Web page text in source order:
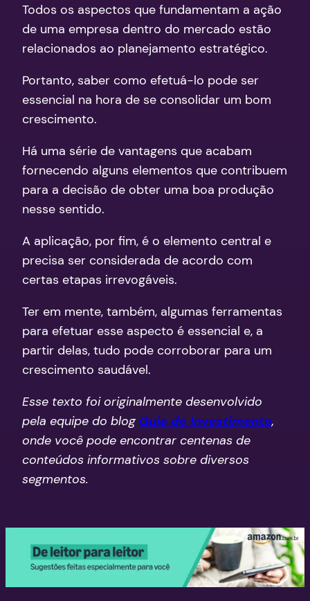
Todos os aspectos que fundamentam a ação
de uma empresa dentro do mercado estão
relacionados ao planejamento estratégico.
Portanto, saber como efetuá-lo pode ser
essencial na hora de se consolidar um bom
crescimento.
Há uma série de vantagens que acabam
fornecendo alguns elementos que contribuem
para a decisão de obter uma boa produção
nesse sentido.
A aplicação, por fim, é o elemento central e
precisa ser considerada de acordo com
certas etapas irrevogáveis.
Ter em mente, também, algumas ferramentas
para efetuar esse aspecto é essencial e, a
partir delas, tudo pode corroborar para um
crescimento saudável.
Esse texto foi originalmente desenvolvido
pela equipe do blog Guia de Investimento,
onde você pode encontrar centenas de
conteúdos informativos sobre diversos
segmentos.